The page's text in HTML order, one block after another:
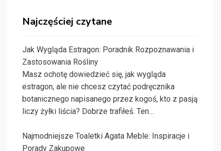
Najczęściej czytane
Jak Wygląda Estragon: Poradnik Rozpoznawania i
Zastosowania Rośliny
Masz ochotę dowiedzieć się, jak wygląda
estragon, ale nie chcesz czytać podręcznika
botanicznego napisanego przez kogoś, kto z pasją
liczy żyłki liścia? Dobrze trafiłeś. Ten…
Najmodniejsze Toaletki Agata Meble: Inspiracje i
Porady Zakupowe